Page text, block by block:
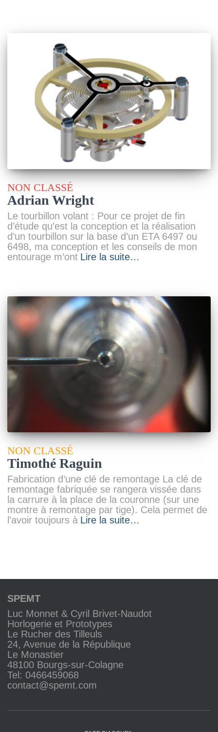
NON CLASSÉ
Adrian Wright
Le tourbillon volant : Pour ce projet de fin
d’étude qu’est la conception et la réalisation
d’un tourbillon sur la base d’un ETA 6497 ou
6498, ma conception et les conseils de mon
entourage m’ont Lire la suite…
NON CLASSÉ
Timothé Raguin
Fabrication d’une clé de remontage La clé de
remontage fabriquée se rangera vissée dans
la carrure à la place de la couronne (sur une
montre à remontage par tige). Cela permet de
l’avoir toujours à Lire la suite…
SPEMT
Luc Monnet & Cyril Brivet-Naudot
Horlogerie et Prototypes
Le Rucher des Tilleuls
24, Avenue de la République
Le Monastier
48100 Bourgs-sur-Colagne
Tel: 0466459068
contact@spemt.com